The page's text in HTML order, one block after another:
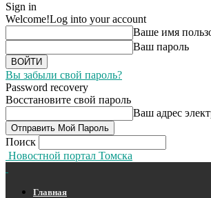
Sign in
Welcome!Log into your account
Ваше имя
Ваш пароль
Вы забыли свой пароль?
Password recovery
Восстановите свой пароль
Ваш адрес
Поиск
Новостной портал Томска
Главная